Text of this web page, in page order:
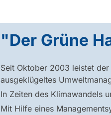
"Der Grüne
Seit Oktober 2003 leistet der
ausgeklügeltes
In Zeiten des Klimawandels
Mit Hilfe eines